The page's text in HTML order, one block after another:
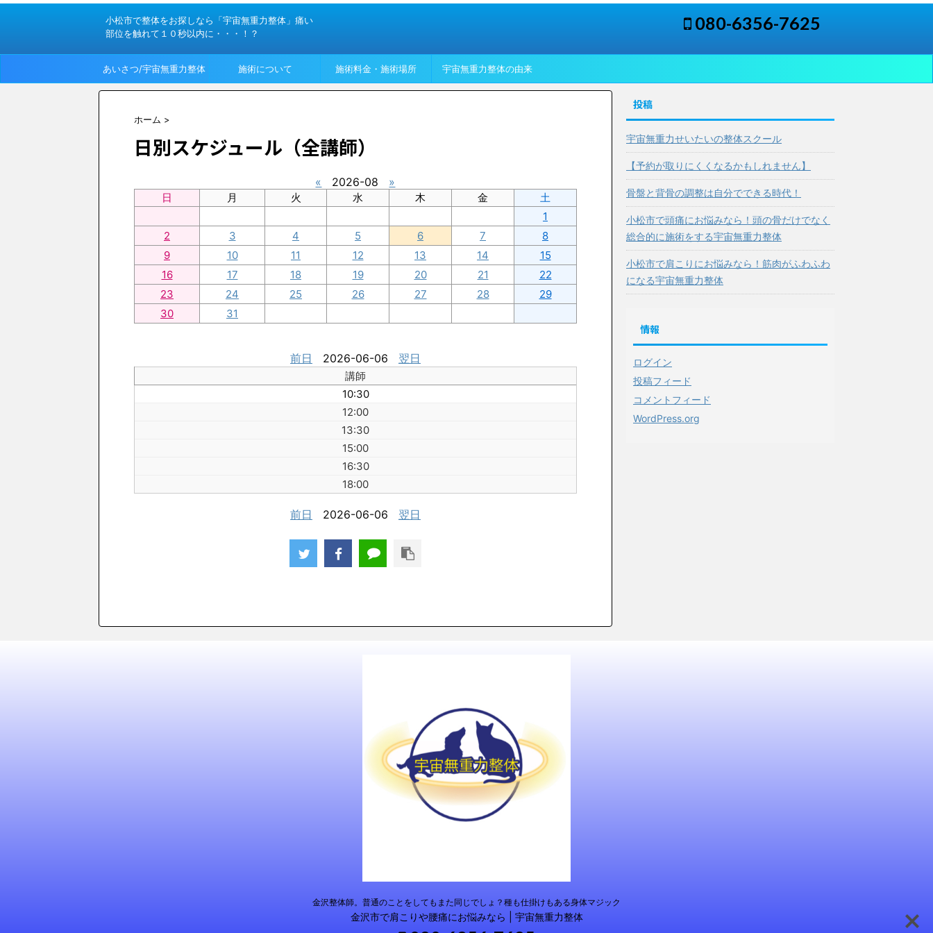
小松市で整体をお探しなら「宇宙無重力整体」痛い
部位を触れて１０秒以内に・・・！？
080-6356-7625
あいさつ/宇宙無重力整体 施術について 施術料金・施術場所 宇宙無重力整体の由来
ホーム >
日別スケジュール（全講師）
« 2026-08 »
日 月 火 水 木 金
土
1
2
3 4 5 6 7
8
9
10 11 12 13 14
15
16
17 18 19 20 21
22
23
24 25 26 27 28
29
30
31
前日 2026-06-06 翌日
講師
10:30
12:00
13:30
15:00
16:30
18:00
前日 2026-06-06 翌日
投稿
宇宙無重力せいたいの整体スクール
【予約が取りにくくなるかもしれません】
骨盤と背骨の調整は自分でできる時代！
小松市で頭痛にお悩みなら！頭の骨だけでなく
総合的に施術をする宇宙無重力整体
小松市で肩こりにお悩みなら！筋肉がふわふわ
になる宇宙無重力整体
情報
ログイン
投稿フィード
コメントフィード
WordPress.org
金沢整体師。普通のことをしてもまた同じでしょ？種も仕掛けもある身体マジック
金沢市で肩こりや腰痛にお悩みなら | 宇宙無重力整体